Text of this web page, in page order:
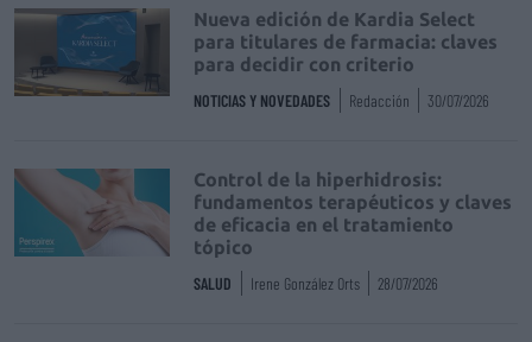
Nueva edición de Kardia Select
para titulares de farmacia: claves
para decidir con criterio
NOTICIAS Y NOVEDADES Redacción 30/07/2026
Control de la hiperhidrosis:
fundamentos terapéuticos y claves
de eficacia en el tratamiento
tópico
SALUD Irene González Orts 28/07/2026